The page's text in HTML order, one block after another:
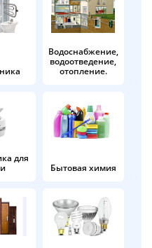
Водоснабжение,
водоотведение,
отопление.
для
Бытовая химия